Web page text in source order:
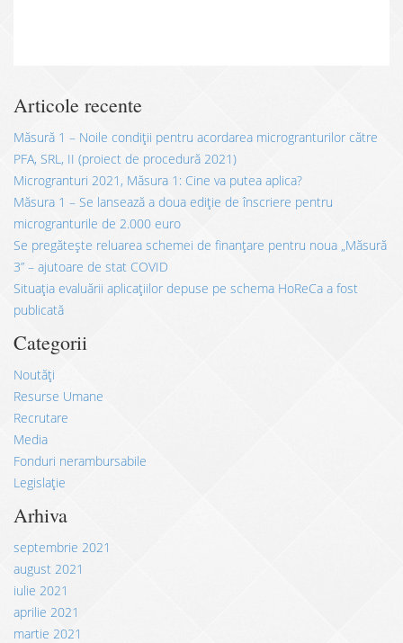
Articole recente
Măsură 1 – Noile condiții pentru acordarea microgranturilor către
PFA, SRL, II (proiect de procedură 2021)
Microgranturi 2021, Măsura 1: Cine va putea aplica?
Măsura 1 – Se lansează a doua ediție de înscriere pentru
microgranturile de 2.000 euro
Se pregătește reluarea schemei de finanțare pentru noua „Măsură
3” – ajutoare de stat COVID
Situația evaluării aplicațiilor depuse pe schema HoReCa a fost
publicată
Categorii
Noutăți
Resurse Umane
Recrutare
Media
Fonduri nerambursabile
Legislație
Arhiva
septembrie 2021
august 2021
iulie 2021
aprilie 2021
martie 2021